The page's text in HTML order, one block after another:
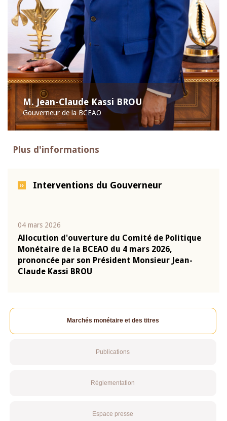
M. Jean-Claude Kassi BROU
Gouverneur de la BCEAO
Plus d'informations
Interventions du Gouverneur
04 mars 2026
Allocution d'ouverture du Comité de Politique
Monétaire de la BCEAO du 4 mars 2026,
prononcée par son Président Monsieur Jean-
Claude Kassi BROU
Marchés monétaire et des titres
Publications
Réglementation
Espace presse